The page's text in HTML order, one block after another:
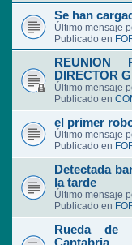
Se han
Último mensaje
Publicado en
REUNION
DIRECTOR
Último mensaje
Publicado en
el primer
Último mensaje
Publicado en
Detectada
la tarde
Último mensaje
Publicado en
Rueda de